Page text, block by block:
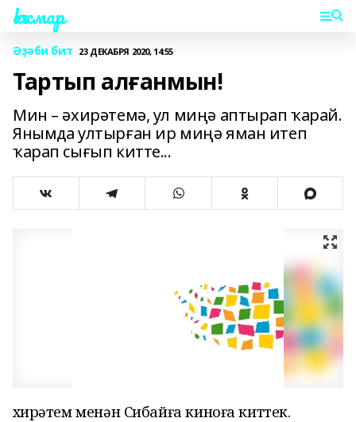
Һаҡмар
Әҙәби бит 23 ДЕКАБРЯ 2020, 14:55
Тартып алғанмын!
Мин – әхирәтемә, ул миңә аптырап ҡарай.
Янымда ултырған ир миңә яман итеп
ҡарап сығып китте...
Әхирәтем менән Сибайға киноға киттек.